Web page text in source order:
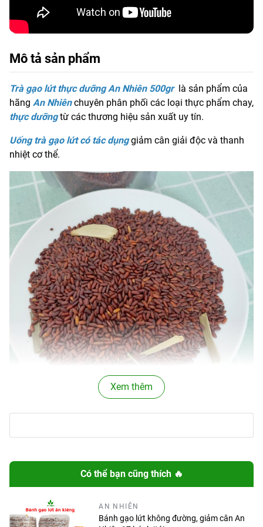
Mô tả sản phẩm
Trà gạo lứt thực dưỡng An Nhiên 500gr là sản phẩm của
hãng An Nhiênchuyên phân phối các loại thực phẩm chay,
thực dưỡngtừ các thương hiệu sản xuất uy tín.
Uống trà gạo lứt có tác dụnggiảm cân giải độc và thanh
nhiệt cơ thể.
Trọng Lượng: gói 500g
Thanh lọc giải độc gan, làm sạch máu,
Xem thêm
Có thể bạn cũng thích 🔥
AN NHIÊN
Bánh gạo lứt không đường, giảm cân An